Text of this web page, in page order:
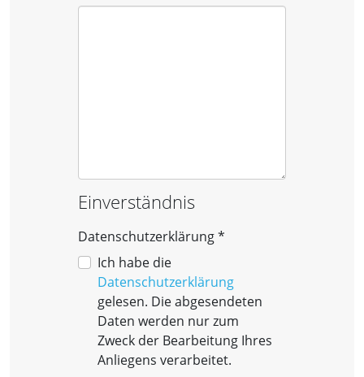
Einverständnis
Datenschutzerklärung*
Datenschutzerklärung
Ich habe die
Datenschutzerklärung
gelesen. Die abgesendeten
Daten werden nur zum
Zweck der Bearbeitung Ihres
Anliegens verarbeitet.